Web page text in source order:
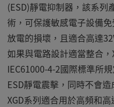
(ESD)靜電抑制器，該系列
術，可保護敏感電子設備
放電的損壞，且適合高達
如果與電路設計適當整合
IEC61000-4-2國際標準所
ESD靜電震擊，同時不會
XGD系列適合用於高頻和